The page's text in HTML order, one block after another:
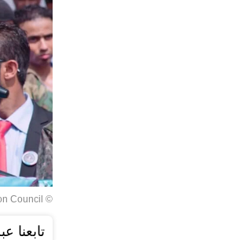
© Sputnik . Southern Transition Council
تابعنا